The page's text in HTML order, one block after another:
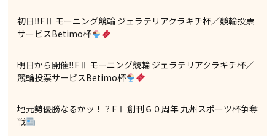
初日‼FⅡ モーニング競輪 ジェラテリアクラキチ杯／競輪投票
サービスBetimo杯
明日から開催‼FⅡ モーニング競輪 ジェラテリアクラキチ杯／
競輪投票サービスBetimo杯
地元勢優勝なるかッ！？FⅠ 創刊６０周年 九州スポーツ杯争奪
戦